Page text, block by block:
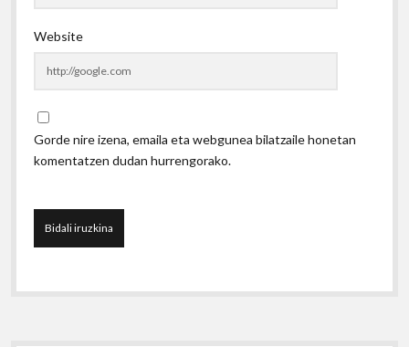
Website
Gorde nire izena, emaila eta webgunea bilatzaile honetan
komentatzen dudan hurrengorako.